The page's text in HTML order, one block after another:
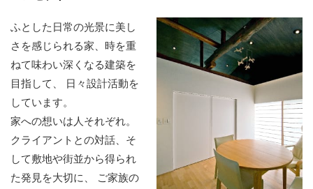
ふとした日常の光景に美し
さを感じられる家、時を重
ねて味わい深くなる建築を
目指して、
日々設計活動を
しています。
家への想いは人それぞれ。
クライアントとの対話、そ
して敷地や街並から得られ
た発見を大切に、
ご家族の